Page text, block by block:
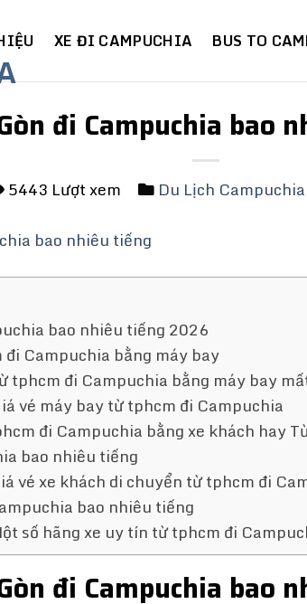
XE ĐI CAMPUCHIA BUS TO
đi Campuchia bao
5443 Lượt xem Du Lịch Campuchia
bao nhiêu tiếng 2026
Campuchia bằng máy bay
tphcm đi Campuchia bằng máy bay
vé máy bay từ tphcm đi Campuchia
đi Campuchia bằng xe khách hay
bao nhiêu tiếng
vé xe khách di chuyển từ tphcm đi
bao nhiêu tiếng
số hãng xe uy tín từ tphcm đi
đi Campuchia bao